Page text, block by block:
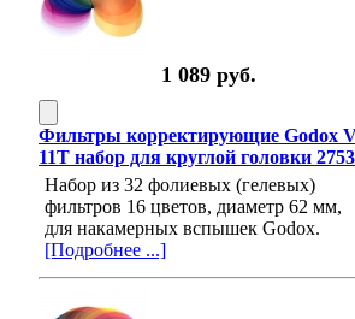
1 089 руб.
Фильтры корректирующие Godox
11T набор для круглой головки
Набор из 32 фолиевых (гелевых)
фильтров 16 цветов, диаметр 62 мм,
для накамерных вспышек Godox.
[Подробнее ...]